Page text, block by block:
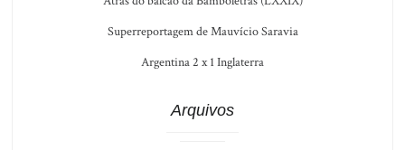
Superreportagem de Mauvício Saravia
Argentina 2 x 1 Inglaterra
Arquivos